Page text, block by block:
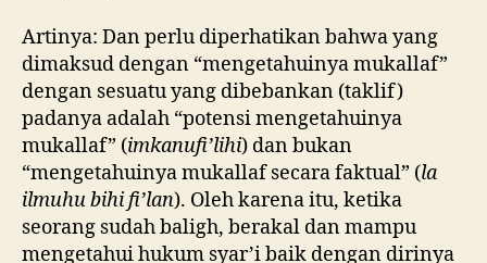
Artinya: Dan perlu diperhatikan bahwa yang
dimaksud dengan “mengetahuinya mukallaf”
dengan sesuatu yang dibebankan (taklif)
padanya adalah “potensi mengetahuinya
mukallaf” (imkanufi’lihi) dan bukan
“mengetahuinya mukallaf secara faktual” (la
ilmuhu bihi fi’lan). Oleh karena itu, ketika
seorang sudah baligh, berakal dan mampu
mengetahui hukum syar’i baik dengan dirinya